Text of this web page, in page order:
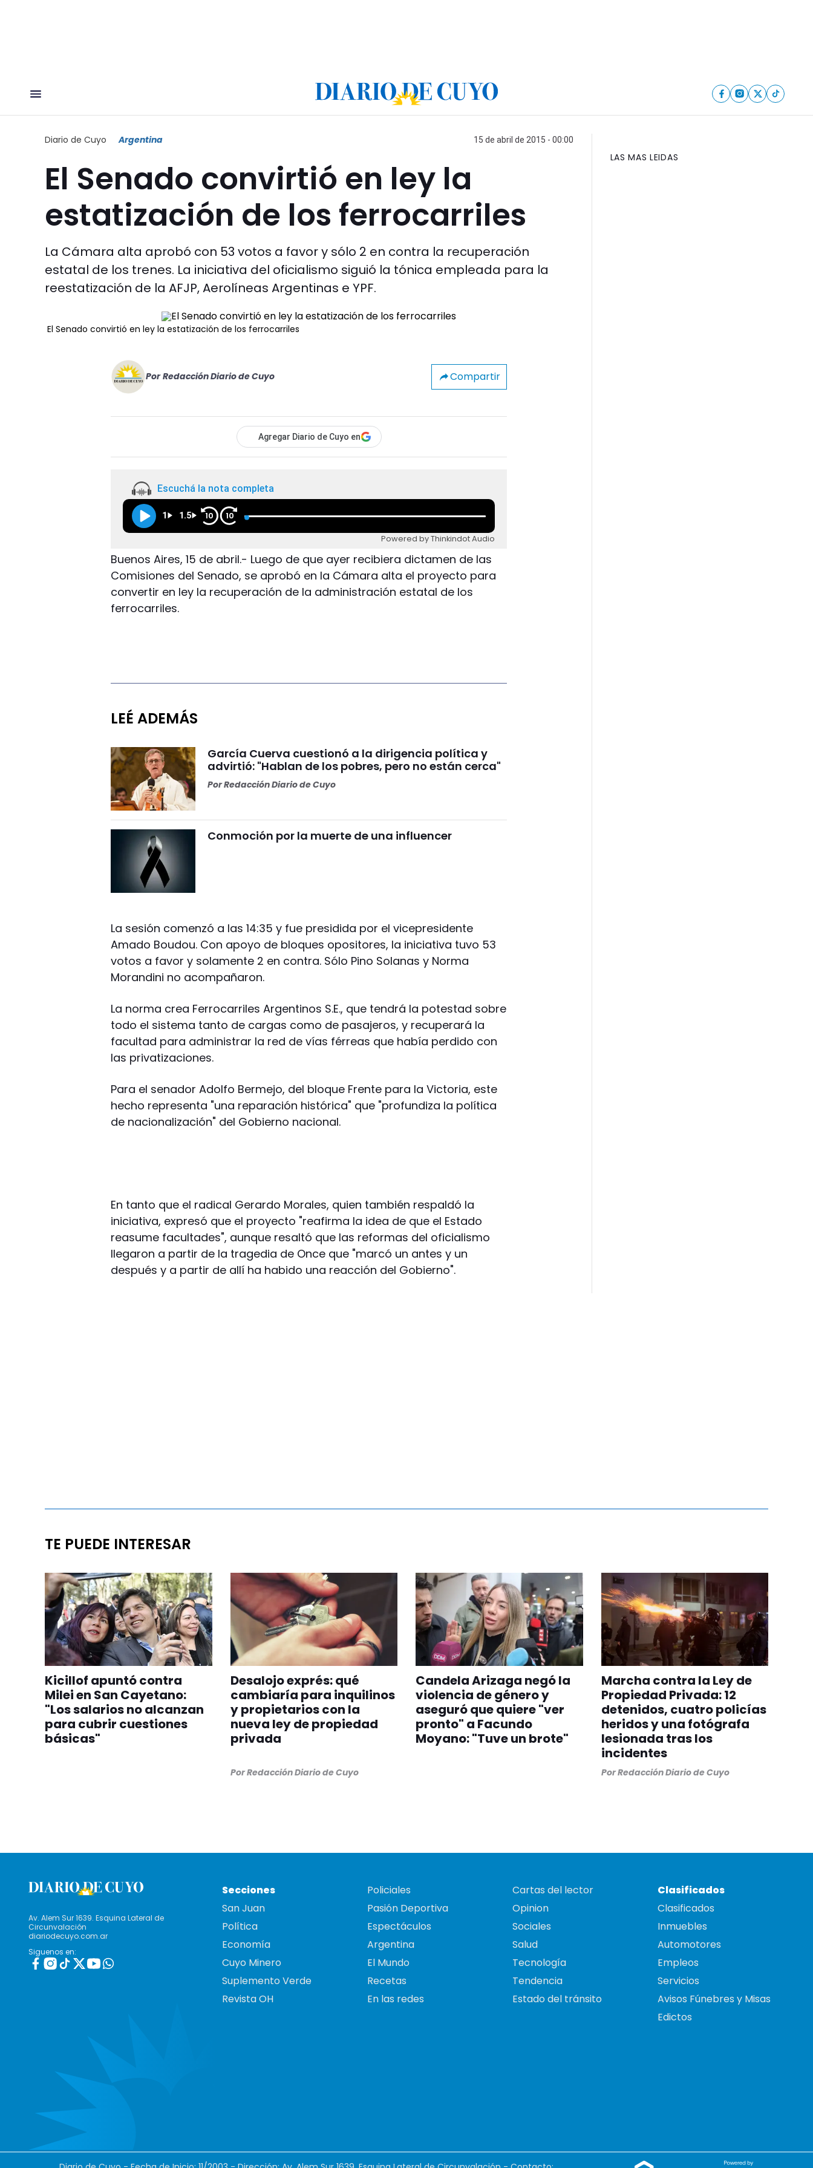
Diario de Cuyo Argentina 15 de abril de 2015 - 00:00
El Senado convirtió en ley la
estatización de los ferrocarriles
La Cámara alta aprobó con 53 votos a favor y sólo 2 en contra la recuperación
estatal de los trenes. La iniciativa del oficialismo siguió la tónica empleada para la
reestatización de la AFJP, Aerolíneas Argentinas e YPF.
El Senado convirtió en ley la estatización de los ferrocarriles
Por Redacción Diario de Cuyo Compartir
Agregar Diario de Cuyo en
Escuchá la nota completa
1 1.5 10 10
Powered by Thinkindot Audio
Buenos Aires, 15 de abril.- Luego de que ayer recibiera dictamen de las
Comisiones del Senado, se aprobó en la Cámara alta el proyecto para
convertir en ley la recuperación de la administración estatal de los
ferrocarriles.
LEÉ ADEMÁS
García Cuerva cuestionó a la dirigencia política y
advirtió: "Hablan de los pobres, pero no están cerca"
PorRedacción Diario de Cuyo
Conmoción por la muerte de una influencer
La sesión comenzó a las 14:35 y fue presidida por el vicepresidente
Amado Boudou. Con apoyo de bloques opositores, la iniciativa tuvo 53
votos a favor y solamente 2 en contra. Sólo Pino Solanas y Norma
Morandini no acompañaron.
La norma crea Ferrocarriles Argentinos S.E., que tendrá la potestad sobre
todo el sistema tanto de cargas como de pasajeros, y recuperará la
facultad para administrar la red de vías férreas que había perdido con
las privatizaciones.
Para el senador Adolfo Bermejo, del bloque Frente para la Victoria, este
hecho representa "una reparación histórica" que "profundiza la política
de nacionalización" del Gobierno nacional.
En tanto que el radical Gerardo Morales, quien también respaldó la
iniciativa, expresó que el proyecto "reafirma la idea de que el Estado
reasume facultades", aunque resaltó que las reformas del oficialismo
llegaron a partir de la tragedia de Once que "marcó un antes y un
después y a partir de allí ha habido una reacción del Gobierno".
LAS MAS LEIDAS
TE PUEDE INTERESAR
Kicillof apuntó contra
Milei en San Cayetano:
"Los salarios no alcanzan
para cubrir cuestiones
básicas"
Desalojo exprés: qué
cambiaría para inquilinos
y propietarios con la
nueva ley de propiedad
privada
PorRedacción Diario de Cuyo
Candela Arizaga negó la
violencia de género y
aseguró que quiere "ver
pronto" a Facundo
Moyano: "Tuve un brote"
Marcha contra la Ley de
Propiedad Privada: 12
detenidos, cuatro policías
heridos y una fotógrafa
lesionada tras los
incidentes
PorRedacción Diario de Cuyo
Av. Alem Sur 1639. Esquina Lateral de
Circunvalación
diariodecuyo.com.ar
Siguenos en:
Secciones
San Juan
Política
Economía
Cuyo Minero
Suplemento Verde
Revista OH
Policiales
Pasión Deportiva
Espectáculos
Argentina
El Mundo
Recetas
En las redes
Cartas del lector
Opinion
Sociales
Salud
Tecnología
Tendencia
Estado del tránsito
Clasificados
Clasificados
Inmuebles
Automotores
Empleos
Servicios
Avisos Fúnebres y Misas
Edictos